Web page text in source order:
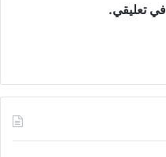
في تعليقي.